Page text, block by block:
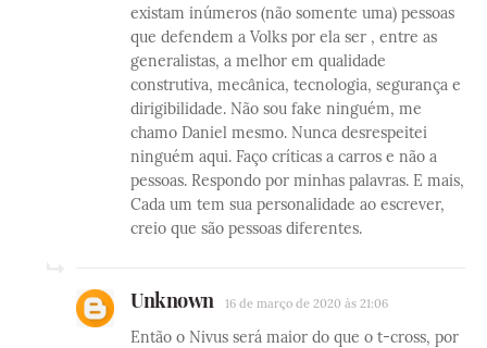
existam inúmeros (não somente uma) pessoas
que defendem a Volks por ela ser , entre as
generalistas, a melhor em qualidade
construtiva, mecânica, tecnologia, segurança e
dirigibilidade. Não sou fake ninguém, me
chamo Daniel mesmo. Nunca desrespeitei
ninguém aqui. Faço críticas a carros e não a
pessoas. Respondo por minhas palavras. E mais,
Cada um tem sua personalidade ao escrever,
creio que são pessoas diferentes.
Unknown 16 de março de 2020 às 21:06
Então o Nivus será maior do que o t-cross, por